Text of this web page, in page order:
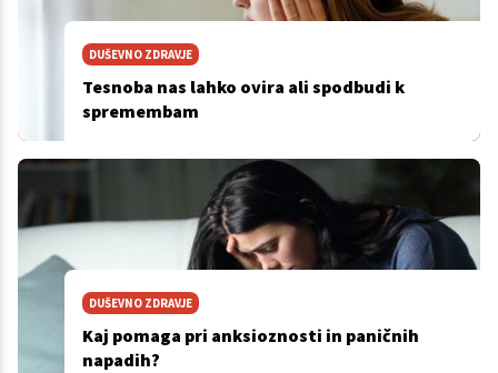
DUŠEVNO ZDRAVJE
Tesnoba nas lahko ovira ali spodbudi k
spremembam
DUŠEVNO ZDRAVJE
Kaj pomaga pri anksioznosti in paničnih
napadih?